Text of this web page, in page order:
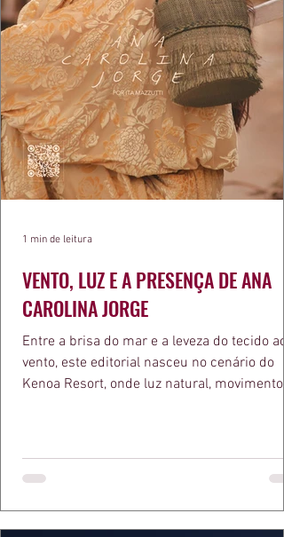
VENTO, LUZ E A PRESENÇA DE ANA
CAROLINA JORGE
Entre a brisa do mar e a leveza do tecido ao
vento, este editorial nasceu no cenário do
Kenoa Resort, onde luz natural, movimento e
bolsa da Malu Pires, em uma composição
algo de intemporal em vestir o vento e
1 min de leitura